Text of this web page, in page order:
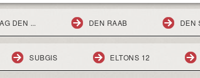
DEN ... DEN RAAB DEN
SUBGIS ELTONS 12